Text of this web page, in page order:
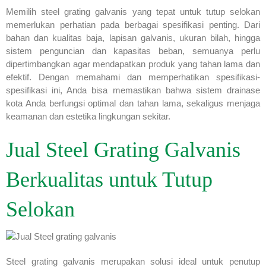
Memilih steel grating galvanis yang tepat untuk tutup selokan
memerlukan perhatian pada berbagai spesifikasi penting. Dari
bahan dan kualitas baja, lapisan galvanis, ukuran bilah, hingga
sistem penguncian dan kapasitas beban, semuanya perlu
dipertimbangkan agar mendapatkan produk yang tahan lama dan
efektif. Dengan memahami dan memperhatikan spesifikasi-
spesifikasi ini, Anda bisa memastikan bahwa sistem drainase
kota Anda berfungsi optimal dan tahan lama, sekaligus menjaga
keamanan dan estetika lingkungan sekitar.
Jual Steel Grating Galvanis
Berkualitas untuk Tutup
Selokan
Steel grating galvanis merupakan solusi ideal untuk penutup